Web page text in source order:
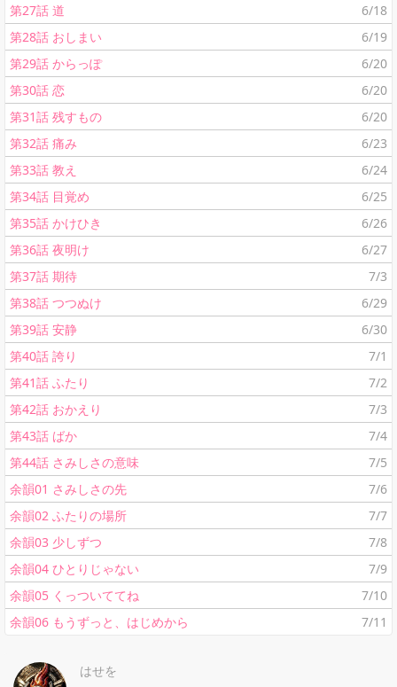
第27話 道
6/18
第28話 おしまい
6/19
第29話 からっぽ
6/20
第30話 恋
6/20
第31話 残すもの
6/20
第32話 痛み
6/23
第33話 教え
6/24
第34話 目覚め
6/25
第35話 かけひき
6/26
第36話 夜明け
6/27
第37話 期待
7/3
第38話 つつぬけ
6/29
第39話 安静
6/30
第40話 誇り
7/1
第41話 ふたり
7/2
第42話 おかえり
7/3
第43話 ばか
7/4
第44話 さみしさの意味
7/5
余韻01 さみしさの先
7/6
余韻02 ふたりの場所
7/7
余韻03 少しずつ
7/8
余韻04 ひとりじゃない
7/9
余韻05 くっついててね
7/10
余韻06 もうずっと、はじめから
7/11
はせを